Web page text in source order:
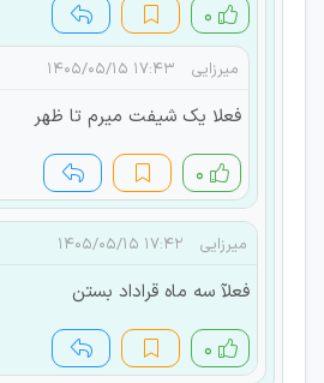
۰
میرزایی ۱۷:۴۳ ۱۴۰۵/۰۵/۱۵
فعلا یک شیفت میرم تا ظهر
۰
میرزایی ۱۷:۴۲ ۱۴۰۵/۰۵/۱۵
فعلآ سه ماه قراداد بستن
۰